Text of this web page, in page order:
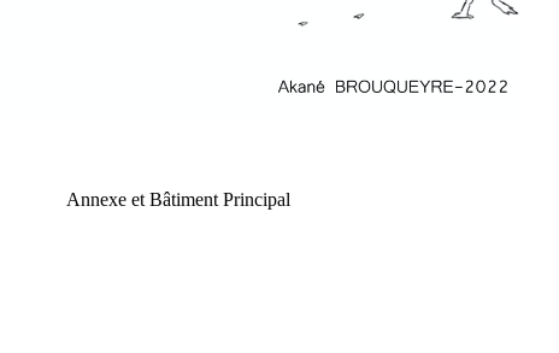
Annexe et Bâtiment Principal